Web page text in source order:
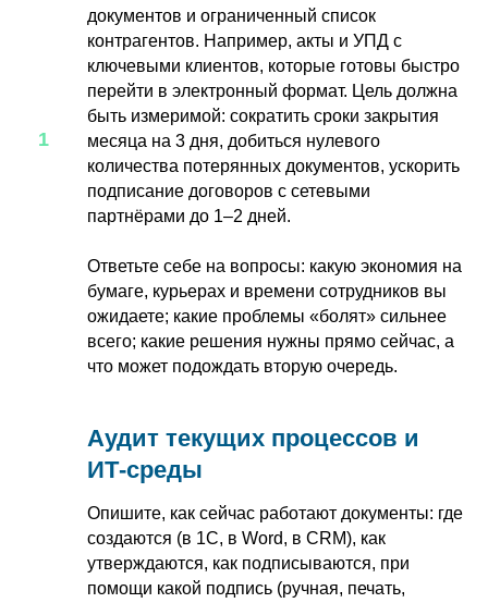
документов и ограниченный список
контрагентов. Например, акты и УПД с
ключевыми клиентов, которые готовы быстро
перейти в электронный формат. Цель должна
быть измеримой: сократить сроки закрытия
месяца на 3 дня, добиться нулевого
количества потерянных документов, ускорить
подписание договоров с сетевыми
партнёрами до 1–2 дней.
Ответьте себе на вопросы: какую экономия на
бумаге, курьерах и времени сотрудников вы
ожидаете; какие проблемы «болят» сильнее
всего; какие решения нужны прямо сейчас, а
что может подождать вторую очередь.
Аудит текущих процессов и
ИТ‑среды
Опишите, как сейчас работают документы: где
создаются (в 1С, в Word, в CRM), как
утверждаются, как подписываются, при
помощи какой подпись (ручная, печать,